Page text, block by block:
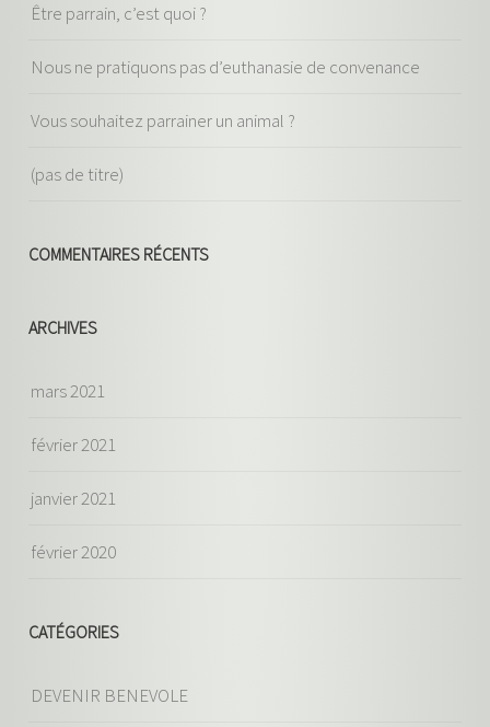
Être parrain, c’est quoi ?
Nous ne pratiquons pas d’euthanasie de convenance
Vous souhaitez parrainer un animal ?
(pas de titre)
COMMENTAIRES RÉCENTS
ARCHIVES
mars 2021
février 2021
janvier 2021
février 2020
CATÉGORIES
DEVENIR BENEVOLE